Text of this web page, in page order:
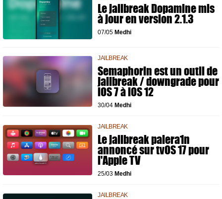
Le jailbreak Dopamine mis
à jour en version 2.1.3
07/05 Medhi
JAILBREAK
Semaphorin est un outil de
jailbreak / downgrade pour
iOS 7 à iOS 12
30/04 Medhi
JAILBREAK
Le jailbreak palera1n
annoncé sur tvOS 17 pour
l'Apple TV
25/03 Medhi
JAILBREAK